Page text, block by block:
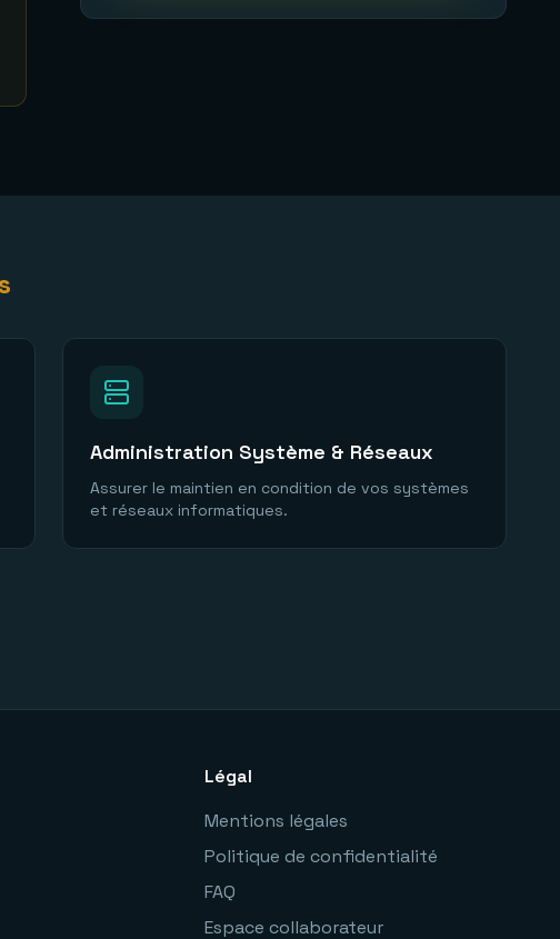
Administration Système & Réseaux
Assurer le maintien en condition de vos systèmes
et réseaux informatiques.
Légal
Mentions légales
Politique de confidentialité
FAQ
Espace collaborateur